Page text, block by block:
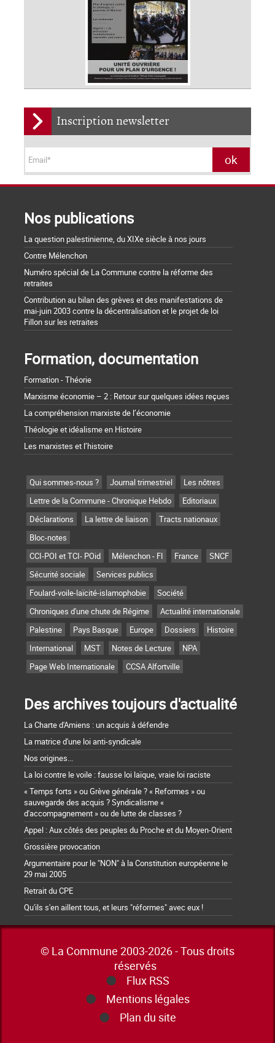
Inscription newsletter
Nos publications
La question palestinienne, du XIXe siècle à nos jours
Contre Mélenchon
Numéro spécial de La Commune contre la réforme des
retraites
Contribution au bilan des grèves et des manifestations de
mai-juin 2003 contre la décentralisation et le projet de loi
Fillon sur les retraites
Formation, documentation
Formation - Théorie
Marxisme économie – 2 : Retour sur quelques idées reçues
La compréhension marxiste de l’économie
Théologie et idéalisme en Histoire
Les marxistes et l’histoire
Qui sommes-nous ? Journal trimestriel
Les nôtres
Lettre de la Commune - Chronique Hebdo
Editoriaux
Déclarations
La lettre de liaison
Tracts nationaux
Bloc-notes
CCI-POI et TCI- POid
Mélenchon - FI France
SNCF
Sécurité sociale
Services publics
Foulard-voile-laïcité-islamophobie
Société
Chroniques d'une chute de Régime
Actualité internationale
Palestine
Pays Basque Europe Dossiers
Histoire
International
MST Notes de Lecture
NPA
Page Web Internationale
CCSA Alfortville
Des archives toujours d'actualité
La Charte d'Amiens : un acquis à défendre
La matrice d'une loi anti-syndicale
Nos origines...
La loi contre le voile : fausse loi laïque, vraie loi raciste
« Temps forts » ou Grève générale ? « Reformes » ou
sauvegarde des acquis ? Syndicalisme «
d'accompagnement » ou de lutte de classes ?
Appel : Aux côtés des peuples du Proche et du Moyen-Orient
Grossière provocation
Argumentaire pour le "NON" à la Constitution européenne le
29 mai 2005
Retrait du CPE
Qu'ils s'en aillent tous, et leurs "réformes" avec eux !
© La Commune 2003-2026 - Tous droits
réservés
Flux RSS
Mentions légales
Plan du site